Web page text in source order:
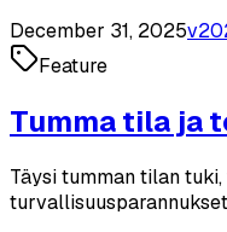
December 31, 2025v
Feature
Tumma tila ja
Täysi tumman tilan
turvallisuusparannukset